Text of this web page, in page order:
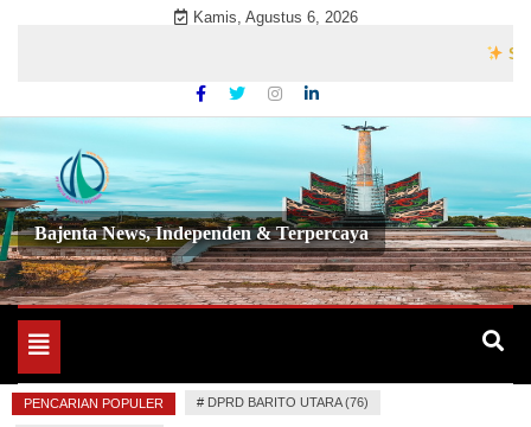
Kamis, Agustus 6, 2026
Bajenta News, Independen & Terpercaya
Toggle
navigation
PENCARIAN POPULER # DPRD BARITO UTARA (76)